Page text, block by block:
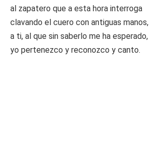
al zapatero que a esta hora interroga
clavando el cuero con antiguas manos,
a ti, al que sin saberlo me ha esperado,
yo pertenezco y reconozco y canto.